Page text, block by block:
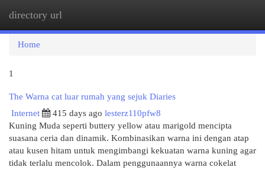
directory url
Home
1
The Warna cat luar rumah yang sejuk Diaries
Internet
415 days ago lesterz110pfw8
Kuning Muda seperti buttery yellow atau marigold mencipta
suasana ceria dan dinamik. Kombinasikan warna ini dengan atap
atau kusen hitam untuk mengimbangi kekuatan warna kuning agar
tidak terlalu mencolok. Dalam penggunaannya warna cokelat